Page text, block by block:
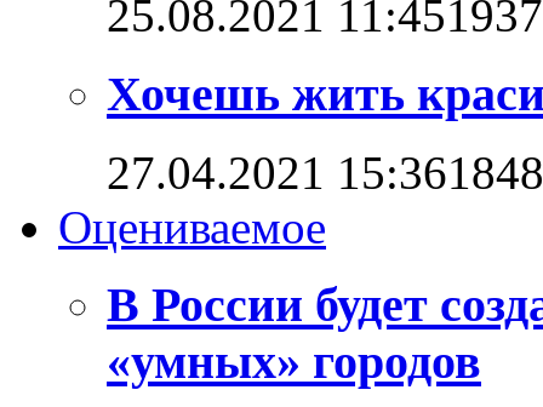
25.08.2021 11:45
Хочешь жить
27.04.2021 15:36
Оцениваемое
В России будет
«умных» городов